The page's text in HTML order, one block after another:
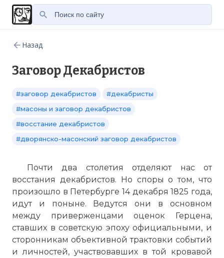
Назад
Заговор Декабристов
#заговор декабристов
#декабристы
#масоны и заговор декабристов
#восстание декабристов
#дворянско-масонский заговор декабристов
Почти два столетия отделяют нас от
восстания декабристов. Но споры о том, что
произошло в Петербурге 14 декабря 1825 года,
идут и поныне. Ведутся они в основном
между приверженцами оценок Герцена,
ставших в советскую эпоху официальными, и
сторонникам объективной трактовки событий
и личностей, участвовавших в той кровавой